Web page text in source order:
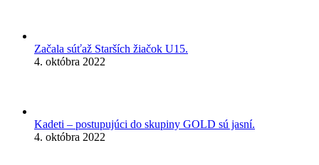
Začala súťaž Starších žiačok U15.
4. októbra 2022
Kadeti – postupujúci do skupiny GOLD sú jasní.
4. októbra 2022